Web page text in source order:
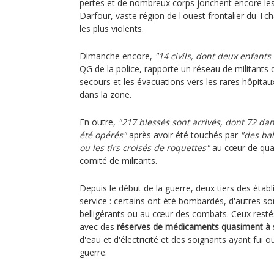
pertes et de nombreux corps jonchent encore
Darfour, vaste région de l'ouest frontalier du
les plus violents.
Dimanche encore, "14 civils, dont deux
QG de la police, rapporte un réseau de militants
secours et les évacuations vers les rares
dans la zone.
En outre, "217 blessés sont arrivés, dont 72
été opérés"après avoir été touchés par "des
ou les tirs croisés de roquettes"au cœur de
comité de militants.
Depuis le début de la guerre, deux tiers des
service : certains ont été bombardés, d'autres
belligérants ou au cœur des combats. Ceux
avec des réserves de médicaments quasiment à
d'eau et d'électricité et des soignants ayant fui
guerre.